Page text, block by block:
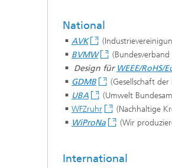
National
AVK
BVMW
Design für WEEE/RoHS/
GDMB
(Gesellschaft
UBA
(Umwelt
WFZruhr
(Nachhaltige
WiProNa
(Wir
International